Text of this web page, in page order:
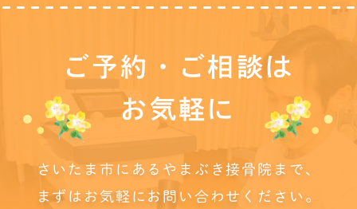
ご予約・ご相談は
お気軽に
さいたま市にあるやまぶき接骨院まで、
まずはお気軽にお問い合わせください。